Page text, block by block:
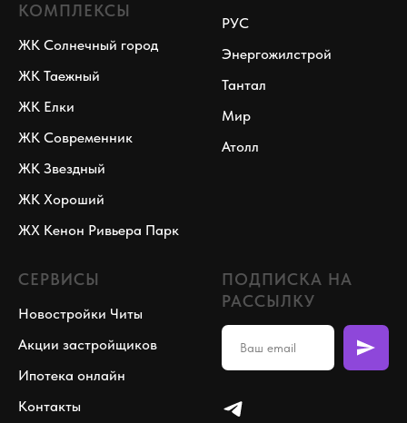
КОМПЛЕКСЫ
ЖК Солнечный город
ЖК Таежный
ЖК Елки
ЖК Современник
ЖК Звездный
ЖК Хороший
ЖХ Кенон Ривьера Парк
РУС
Энергожилстрой
Тантал
Мир
Атолл
СЕРВИСЫ
Новостройки Читы
Акции застройщиков
Ипотека онлайн
Контакты
ПОДПИСКА НА
РАССЫЛКУ